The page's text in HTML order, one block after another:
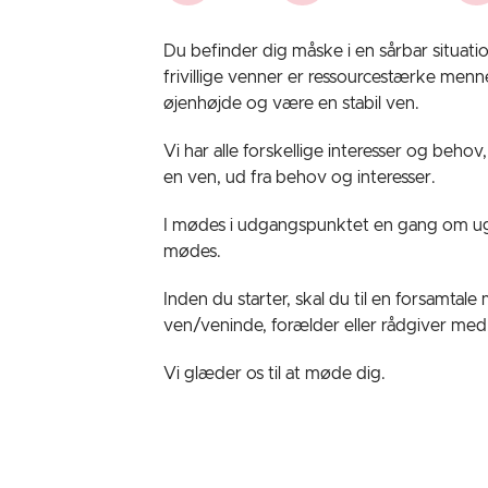
Du befinder dig måske i en sårbar
frivillige venner er ressourcestærke
øjenhøjde og være en stabil ven.
Vi har alle forskellige interesser og
en ven, ud fra behov og interesser.
I mødes i udgangspunktet en gang om
mødes.
Inden du starter, skal du til en
ven/veninde, forælder eller rådgiver
Vi glæder os til at møde dig.